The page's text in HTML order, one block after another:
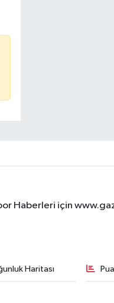
Haberleri için
Haritası